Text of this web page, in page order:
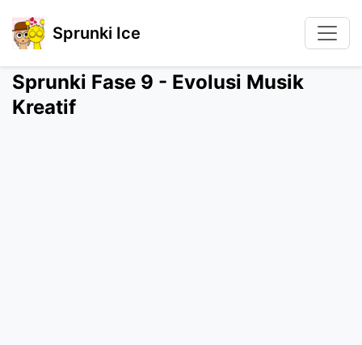
Sprunki Ice
Sprunki Fase 9 - Evolusi Musik
Kreatif